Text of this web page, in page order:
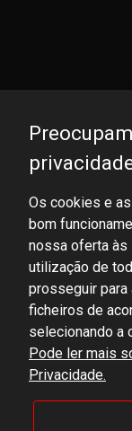
DOMINATOR GROUP
Ludowa 59, 43-514
VAT ID No.: 6521751083
© Copyright 2022 |
Os cookies e
bom
nossa oferta às
utilização de
prosseguir para
ficheiros de
selecionando a
Pode ler mais
Privacidade.